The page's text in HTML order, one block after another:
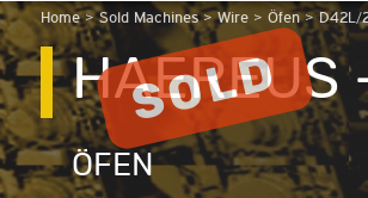
Home>Sold Machines>Wire> Öfen> D42L/
ÖFEN